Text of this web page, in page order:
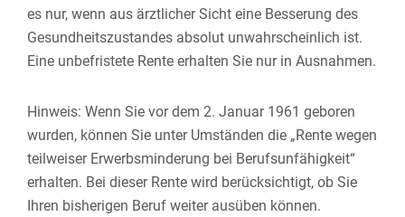
es nur, wenn aus ärztlicher Sicht eine Besserung des
Gesundheitszustandes absolut unwahrscheinlich ist.
Eine unbefristete Rente erhalten Sie nur in Ausnahmen.
Hinweis: Wenn Sie vor dem 2. Januar 1961 geboren
wurden, können Sie unter Umständen die „Rente wegen
teilweiser Erwerbsminderung bei Berufsunfähigkeit“
erhalten. Bei dieser Rente wird berücksichtigt, ob Sie
Ihren bisherigen Beruf weiter ausüben können.